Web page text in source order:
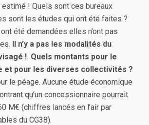
estimé ! Quels sont ces bureaux
sont les études qui ont été faites ?
été demandées elles n’ont pas
Il n’y a pas les modalités du
! Quels montants pour le
et pour les diverses collectivités ?
le péage. Aucune étude économique
qu’un concessionnaire pourrait
M€ (chiffres lancés en l’air par
du CG38).